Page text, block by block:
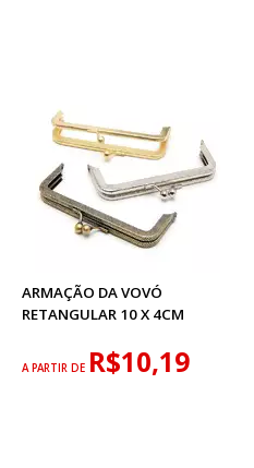
ARMAÇÃO DA VOVÓ
RETANGULAR 10 X 4CM
A PARTIR DE R$10,19